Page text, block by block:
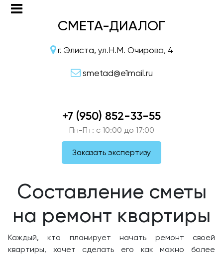
СМЕТА-ДИАЛОГ
г. Элиста, ул.Н.М. Очирова, 4
smetad@e1mail.ru
+7 (950) 852-33-55
Пн-Пт: c 10:00 до 17:00
Заказать экспертизу
Составление сметы
на ремонт квартиры
Каждый, кто планирует начать ремонт своей
квартиры, хочет сделать его как можно более